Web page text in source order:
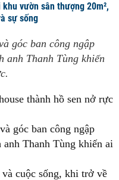
vườn sân thượng 20m²,
sự sống
góc ban công ngập
anh Thanh Tùng khiến
thành hồ sen nở rực
góc ban công ngập
anh Thanh Tùng khiến ai
cuộc sống, khi trở về